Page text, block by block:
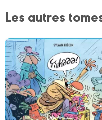
Les autres